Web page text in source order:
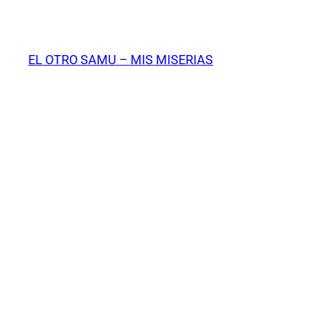
contenido
EL OTRO SAMU – MIS MISERIAS